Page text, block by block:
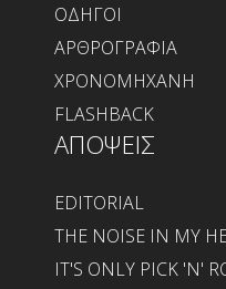
ΟΔΗΓΟΙ
ΑΡΘΡΟΓΡΑΦΙΑ
ΧΡΟΝΟΜΗΧΑΝΗ
FLASHBACK
ΑΠΟΨΕΙΣ
EDITORIAL
THE NOISE IN MY
IT'S ONLY PICK 'N'